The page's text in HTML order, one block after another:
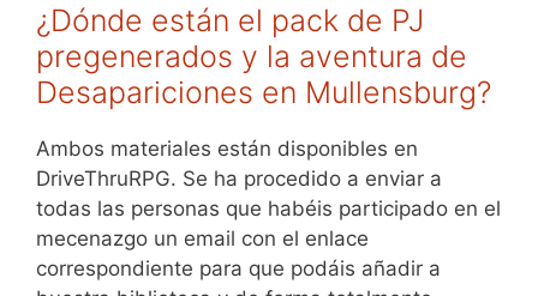
¿Dónde están el pack de PJ
pregenerados y la aventura de
Desapariciones en Mullensburg?
Ambos materiales están disponibles en
DriveThruRPG. Se ha procedido a enviar a
todas las personas que habéis participado en el
mecenazgo un email con el enlace
correspondiente para que podáis añadir a